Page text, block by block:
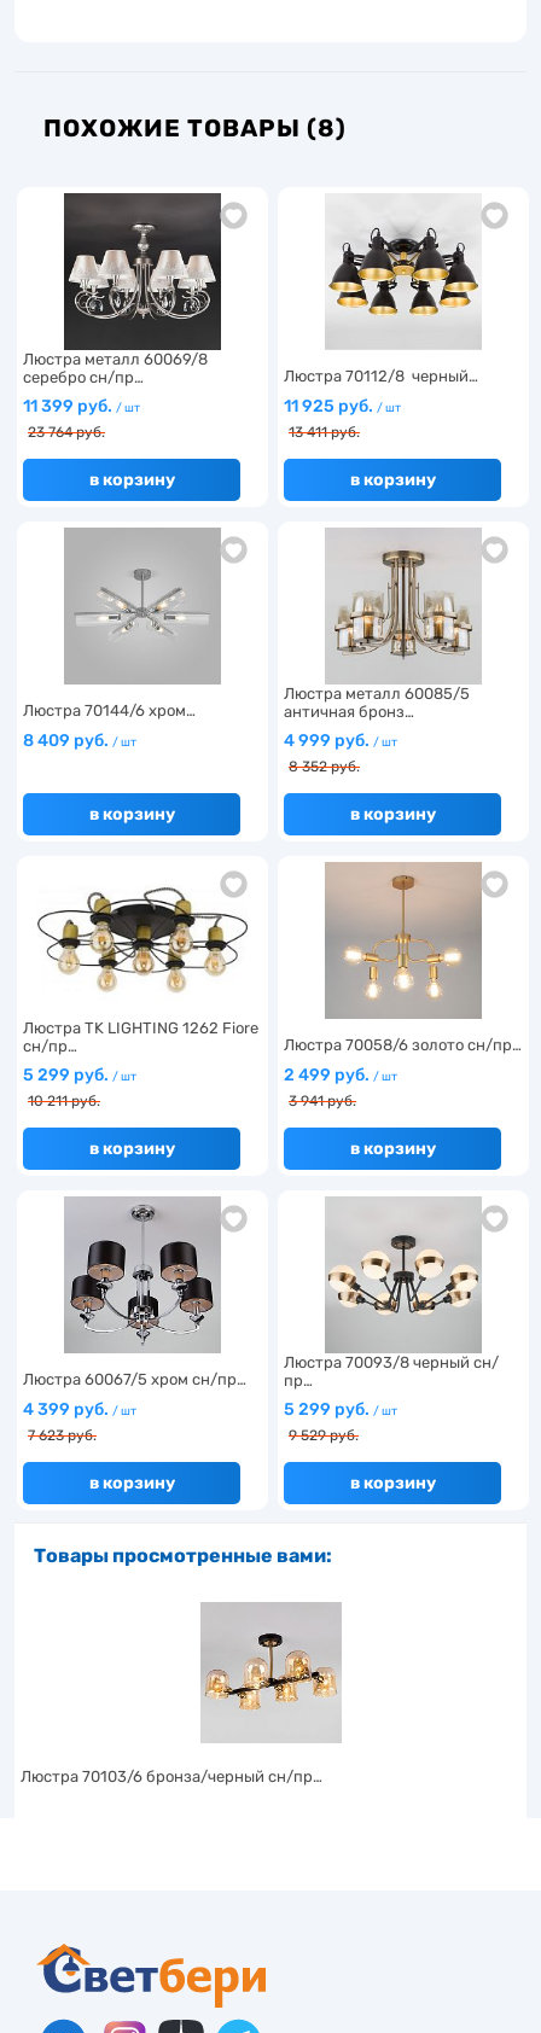
ПОХОЖИЕ ТОВАРЫ (8)
Люстра металл 60069/8
серебро сн/пр…
11 399 руб. / шт
23 764 руб.
в корзину
Люстра 70112/8 черный…
11 925 руб. / шт
13 411 руб.
в корзину
Люстра 70144/6 хром…
8 409 руб. / шт
в корзину
Люстра металл 60085/5
античная бронз…
4 999 руб. / шт
8 352 руб.
в корзину
Люстра TK LIGHTING 1262 Fiore
сн/пр…
5 299 руб. / шт
10 211 руб.
в корзину
Люстра 70058/6 золото сн/пр…
2 499 руб. / шт
3 941 руб.
в корзину
Люстра 60067/5 хром сн/пр…
4 399 руб. / шт
7 623 руб.
в корзину
Люстра 70093/8 черный сн/
пр…
5 299 руб. / шт
9 529 руб.
в корзину
Товары просмотренные вами:
Люстра 70103/6 бронза/черный сн/пр…